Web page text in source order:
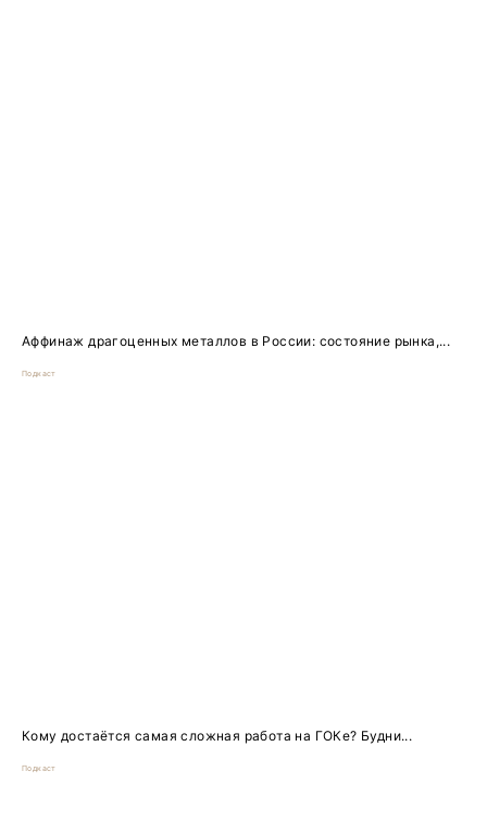
Аффинаж драгоценных металлов в России: состояние рынка,...
Подкаст
Кому достаётся самая сложная работа на ГОКе? Будни...
Подкаст